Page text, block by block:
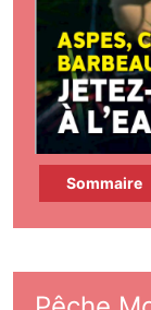
Sommaire